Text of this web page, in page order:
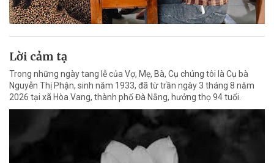
Lời cảm tạ
Trong những ngày tang lễ của Vợ, Mẹ, Bà, Cụ chúng tôi là Cụ bà
Nguyễn Thị Phận, sinh năm 1933, đã từ trần ngày 3 tháng 8 năm
2026 tại xã Hòa Vang, thành phố Đà Nẵng, hưởng thọ 94 tuổi.